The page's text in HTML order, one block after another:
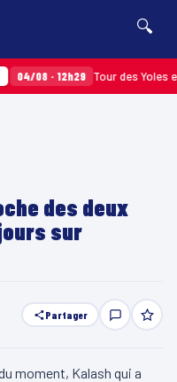
🔍
08 · 12h29 Tour des Yoles et
des deux
sur
Partager
moment, Kalash qui a